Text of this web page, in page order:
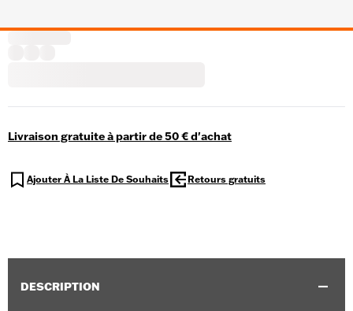
Livraison gratuite à partir de 50 € d'achat
Ajouter À La Liste De Souhaits Retours gratuits
DESCRIPTION